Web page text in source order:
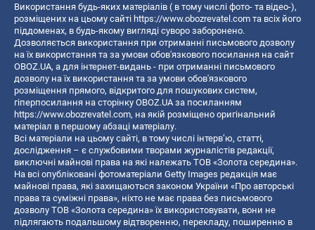
Використання будь-яких матеріалів ( в тому числі фото- та відео-),
розміщених на цьому сайті https://www.obozrevatel.com та всіх його
піддоменах, в будь-якому вигляді суворо заборонено.
Дозволяється використання при отриманні письмового дозволу
на їх використання та за умови обов'язкового посилання на сайт
OBOZ.UA, а для інтернет-видань - при отриманні письмового
дозволу на їх використання та за умови обов'язкового
розміщення прямого, відкритого для пошукових систем,
гіперпосилання на сторінку OBOZ.UA за посиланням
https://www.obozrevatel.com, на якій розміщено оригінальний
матеріал в першому абзаці матеріалу.
Всі матеріали на цьому сайті, в тому числі інтерв’ю, статті,
дослідження – є службовими творами журналістів редакції,
виключні майнові права на які належать ТОВ «Золота середина».
На всі опубліковані фотоматеріали Getty Images редакція має
майнові права, які захищаються законом України «Про авторські
права та суміжні права», ніхто не має права без письмового
дозволу ТОВ «Золота середина» їх використовувати, вони не
підлягають подальшому відтворенню, перекладу, поширенню в